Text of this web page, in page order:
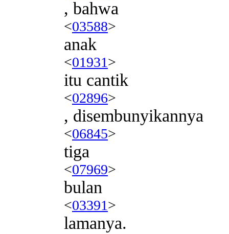
, bahwa
<03588>
anak
<01931>
itu cantik
<02896>
, disembunyikannya
<06845>
tiga
<07969>
bulan
<03391>
lamanya.